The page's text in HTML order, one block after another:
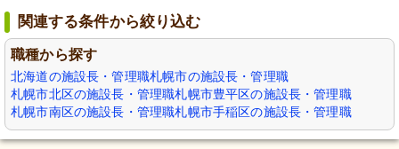
関連する条件から絞り込む
職種から探す
北海道の施設長・管理職札幌市の施設長・管理職
札幌市北区の施設長・管理職札幌市豊平区の施設長・管理職
札幌市南区の施設長・管理職札幌市手稲区の施設長・管理職